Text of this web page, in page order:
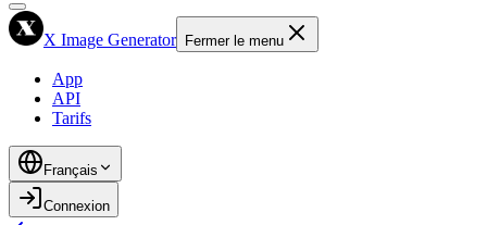
X Image Generator Fermer le menu
App
API
Tarifs
Français
Connexion